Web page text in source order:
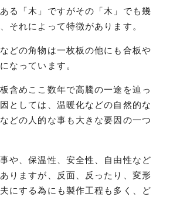
る「木」ですがその「木」でも幾
それによって特徴があります。
どの角物は一枚板の他にも合板や
なっています。
含めここ数年で高騰の一途を辿っ
としては、温暖化などの自然的な
どの人的な事も大きな要因の一つ
や、保温性、安全性、自由性など
りますが、反面、反ったり、変形
にする為にも製作工程も多く、ど